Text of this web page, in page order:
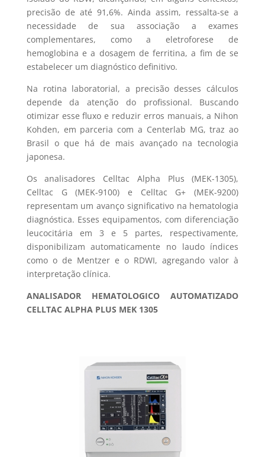
precisão de até 91,6%. Ainda assim, ressalta-se a
necessidade de sua associação a exames
complementares, como a eletroforese de
hemoglobina e a dosagem de ferritina, a fim de se
estabelecer um diagnóstico definitivo.
Na rotina laboratorial, a precisão desses cálculos
depende da atenção do profissional. Buscando
otimizar esse fluxo e reduzir erros manuais, a Nihon
Kohden, em parceria com a Centerlab MG, traz ao
Brasil o que há de mais avançado na tecnologia
japonesa.
Os analisadores Celltac Alpha Plus (MEK-1305),
Celltac G (MEK-9100) e Celltac G+ (MEK-9200)
representam um avanço significativo na hematologia
diagnóstica. Esses equipamentos, com diferenciação
leucocitária em 3 e 5 partes, respectivamente,
disponibilizam automaticamente no laudo índices
como o de Mentzer e o RDWI, agregando valor à
interpretação clínica.
ANALISADOR HEMATOLOGICO AUTOMATIZADO
CELLTAC ALPHA PLUS MEK 1305